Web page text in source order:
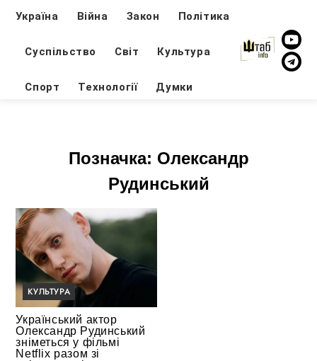
Україна Війна Закон Політика
Суспільство Світ Культура
Спорт Технології Думки
Позначка: Олександр
Рудинський
КУЛЬТУРА
Український актор
Олександр Рудинський
зніметься у фільмі
Netflix разом зі